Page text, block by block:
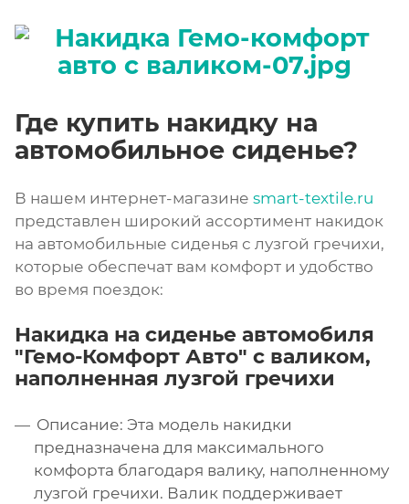
Где купить накидку на
автомобильное сиденье?
В нашем интернет-магазине smart-textile.ru
представлен широкий ассортимент накидок
на автомобильные сиденья с лузгой гречихи,
которые обеспечат вам комфорт и удобство
во время поездок:
Накидка на сиденье автомобиля
"Гемо-Комфорт Авто" с валиком,
наполненная лузгой гречихи
Описание: Эта модель накидки
предназначена для максимального
комфорта благодаря валику, наполненному
лузгой гречихи. Валик поддерживает